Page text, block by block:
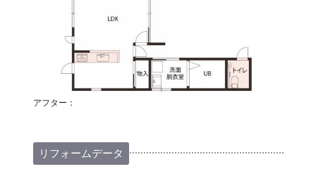
アフター：
リフォームデータ